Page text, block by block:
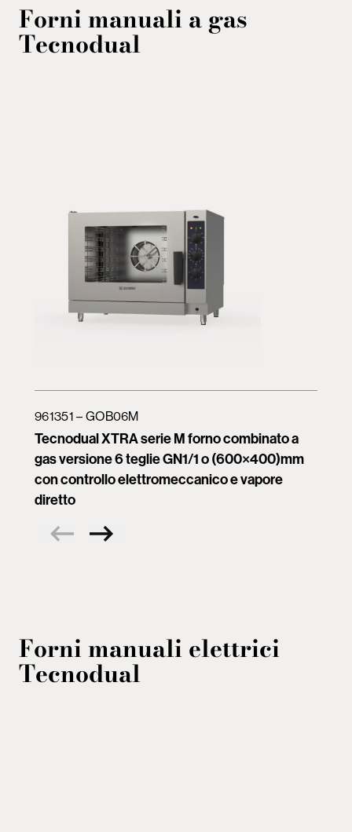
Forni manuali a gas
Tecnodual
Tecnodual XTRA serie M forno combinato a
gas versione 6 teglie GN1/1 o (600×400)mm
con controllo elettromeccanico e vapore
diretto
961351 – GOB06M
Forni manuali elettrici
Tecnodual